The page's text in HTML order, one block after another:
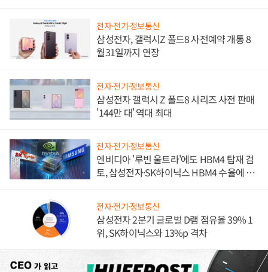
전자·전기·정보통신
삼성전자, 갤럭시Z 폴드8 사전예약 개통 8
월31일까지 연장
전자·전기·정보통신
삼성전자 갤럭시 Z 폴드8 시리즈 사전 판매
'144만 대' 역대 최대
전자·전기·정보통신
엔비디아 '루빈 울트라'에도 HBM4 탑재 검
토, 삼성전자·SK하이닉스 HBM4 수율에 주
전자·전기·정보통신
삼성전자 2분기 글로벌 D램 점유율 39% 1
위, SK하이닉스와 13%p 격차